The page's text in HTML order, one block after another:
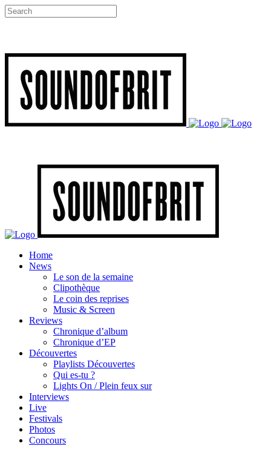
Home
News
Le son de la semaine
Clipothèque
Le coin des reprises
Music & Screen
Reviews
Chronique d’album
Chronique d’EP
Découvertes
Playlists Découvertes
Qui es-tu ?
Lights On / Plein feux sur
Interviews
Live
Festivals
Photos
Concours